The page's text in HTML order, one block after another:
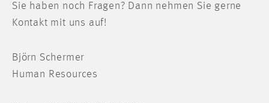
Sie haben noch Fragen? Dann nehmen Sie gerne
Kontakt mit uns auf!
Björn Schermer
Human Resources